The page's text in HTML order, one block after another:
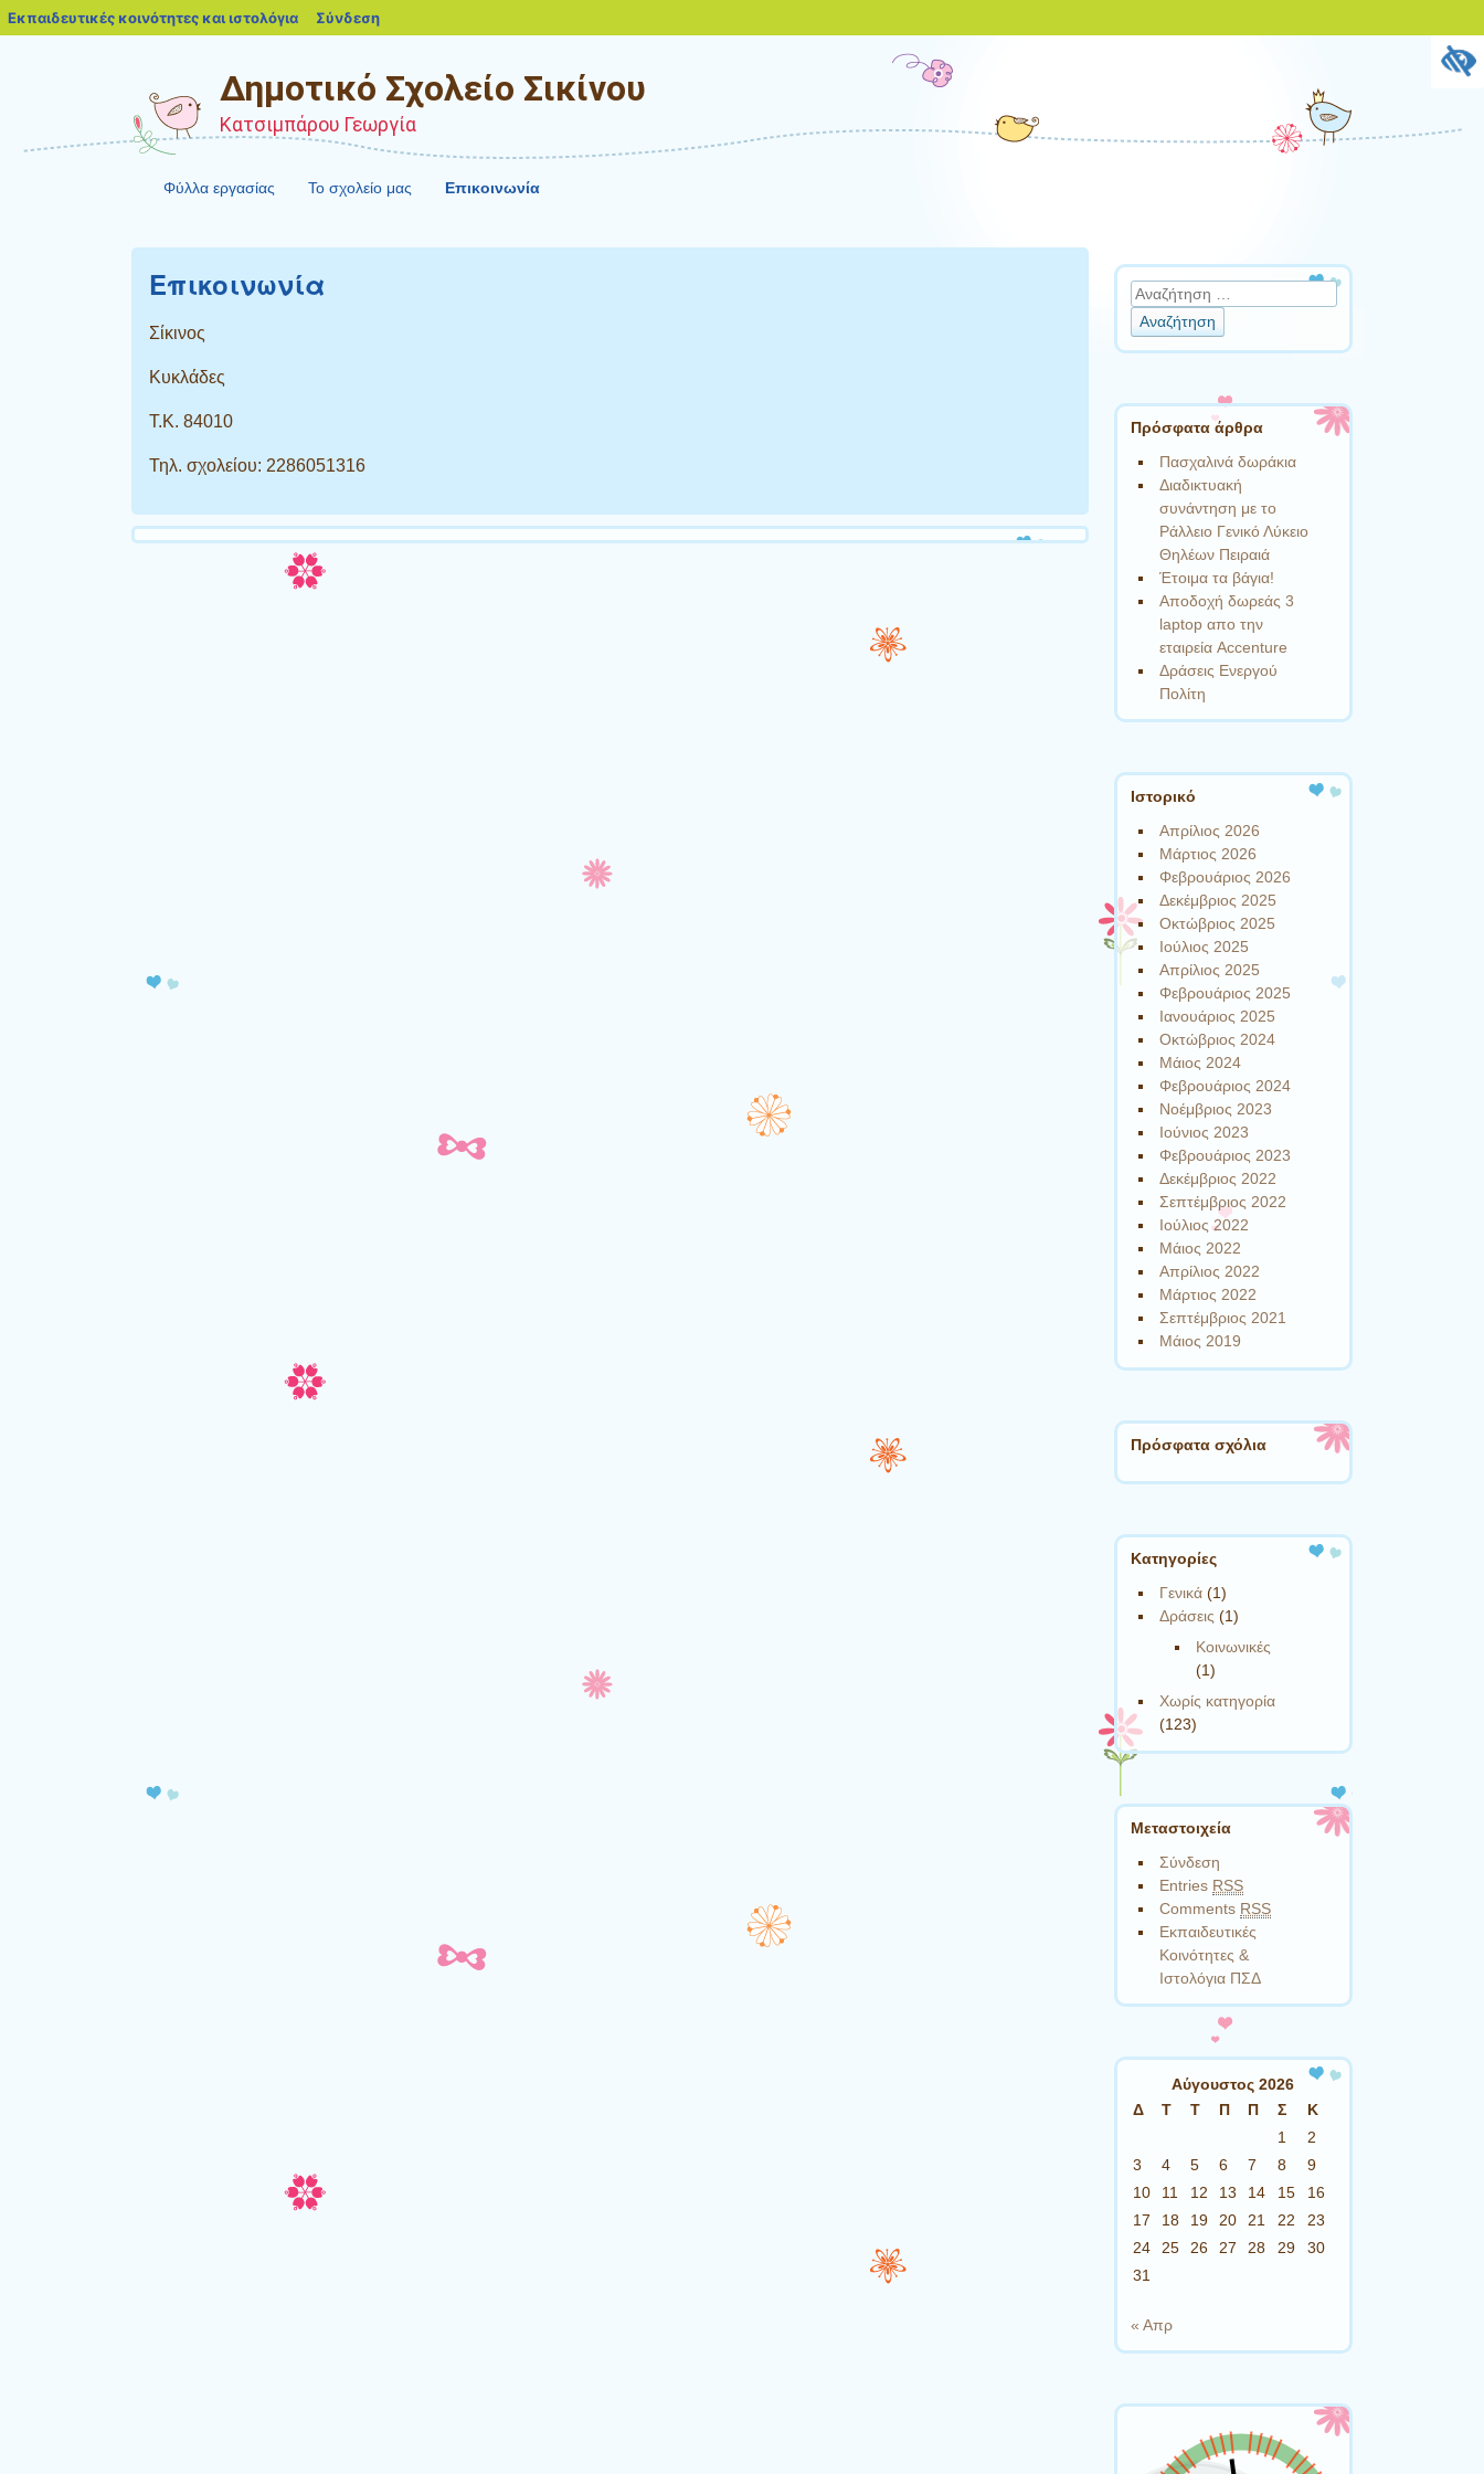
Δημοτικό Σχολείο Σικίνου
Κατσιμπάρου Γεωργία
Φύλλα εργασίας Το σχολείο μας Επικοινωνία
Επικοινωνία
Σίκινος
Κυκλάδες
Τ.Κ. 84010
Τηλ. σχολείου: 2286051316
Αναζήτηση
Πρόσφατα άρθρα
Πασχαλινά δωράκια
Διαδικτυακή
συνάντηση με το
Ράλλειο Γενικό Λύκειο
Θηλέων Πειραιά
Έτοιμα τα βάγια!
Αποδοχή δωρεάς 3
laptop απο την
εταιρεία Accenture
Δράσεις Ενεργού
Πολίτη
Ιστορικό
Απρίλιος 2026
Μάρτιος 2026
Φεβρουάριος 2026
Δεκέμβριος 2025
Οκτώβριος 2025
Ιούλιος 2025
Απρίλιος 2025
Φεβρουάριος 2025
Ιανουάριος 2025
Οκτώβριος 2024
Μάιος 2024
Φεβρουάριος 2024
Νοέμβριος 2023
Ιούνιος 2023
Φεβρουάριος 2023
Δεκέμβριος 2022
Σεπτέμβριος 2022
Ιούλιος 2022
Μάιος 2022
Απρίλιος 2022
Μάρτιος 2022
Σεπτέμβριος 2021
Μάιος 2019
Πρόσφατα σχόλια
Kατηγορίες
Γενικά (1)
Δράσεις (1)
Κοινωνικές
(1)
Χωρίς κατηγορία
(123)
Μεταστοιχεία
Σύνδεση
Entries RSS
Comments RSS
Εκπαιδευτικές
Κοινότητες &
Ιστολόγια ΠΣΔ
Αύγουστος 2026
Δ
Τ Τ Π Π Σ
Κ
1
2
3
4 5 6 7 8
9
10
11 12 13 14 15
16
17
18 19 20 21 22
23
24
25 26 27 28 29
30
31
« Απρ
Εκπαιδευτικές κοινότητες και ιστολόγια blogs.sch.gr
Σύνδεση